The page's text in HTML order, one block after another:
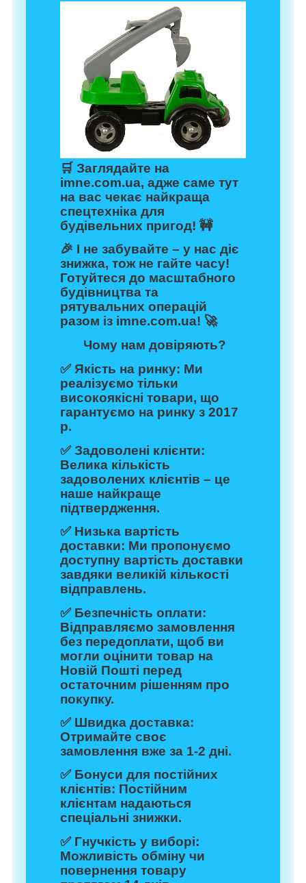
🛒 Заглядайте на
imne.com.ua, адже саме тут
на вас чекає найкраща
спецтехніка для
будівельних пригод! 🚧
🎉 І не забувайте – у нас діє
знижка, тож не гайте часу!
Готуйтеся до масштабного
будівництва та
рятувальних операцій
разом із imne.com.ua! 🚀
Чому нам довіряють?
✅Якість на ринку: Ми
реалізуємо тільки
високоякісні товари, що
гарантуємо на ринку з 2017
р.
✅Задоволені клієнти:
Велика кількість
задоволених клієнтів – це
наше найкраще
підтвердження.
✅ Низька вартість
доставки: Ми пропонуємо
доступну вартість доставки
завдяки великій кількості
відправлень.
✅ Безпечність оплати:
Відправляємо замовлення
без передоплати, щоб ви
могли оцінити товар на
Новій Пошті перед
остаточним рішенням про
покупку.
✅ Швидка доставка:
Отримайте своє
замовлення вже за 1-2 дні.
✅ Бонуси для постійних
клієнтів: Постійним
клієнтам надаються
спеціальні знижки.
✅ Гнучкість у виборі:
Можливість обміну чи
повернення товару